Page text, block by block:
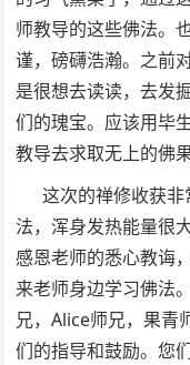
师教导的这些佛法。
谨，磅礴浩瀚。之前
是很想去读读，去发
们的瑰宝。应该用毕
教导去求取无上的佛果
这次的禅修收获非
法，浑身发热能量很
感恩老师的悉心教诲
来老师身边学习佛法
兄，Alice师兄，果青
们的指导和鼓励。您